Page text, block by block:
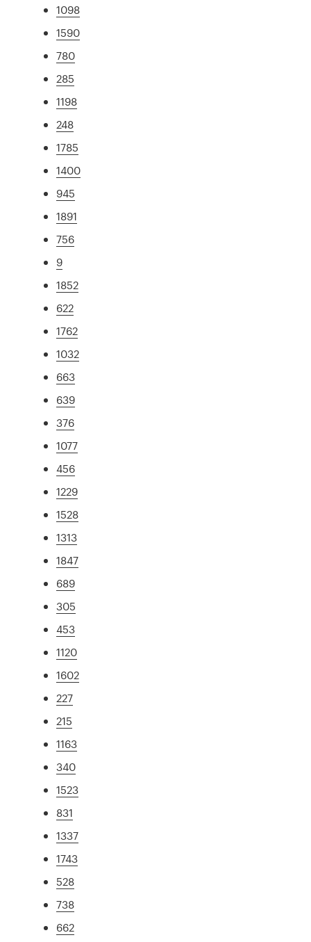
1098
1590
780
285
1198
248
1785
1400
945
1891
756
9
1852
622
1762
1032
663
639
376
1077
456
1229
1528
1313
1847
689
305
453
1120
1602
227
215
1163
340
1523
831
1337
1743
528
738
662